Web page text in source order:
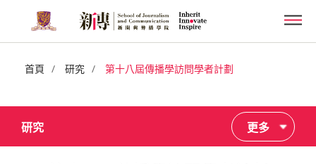
main
content首頁 / 研究 / 第十八屆傳播學訪問學者計劃
研究 更多